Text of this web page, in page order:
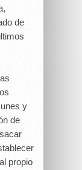
de
y
de
propio